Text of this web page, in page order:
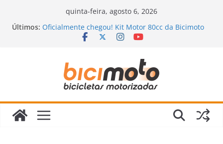
quinta-feira, agosto 6, 2026
Últimos: Oficialmente chegou! Kit Motor 80cc da Bicimoto
Bicimoto na Chuva? Dicas para andar com
segurança
Bicicleta Motorizada: Vale a Pena Mesmo?
Revisão da Bicicleta Motorizada 2 Tempos:
Quando Fazer e Quais Itens Verificar?